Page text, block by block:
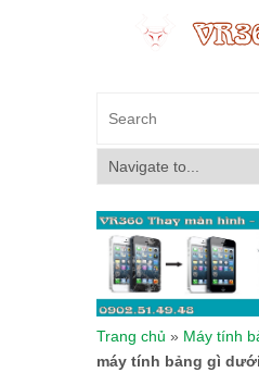
Trang chủ » Máy tính
máy tính bảng gì